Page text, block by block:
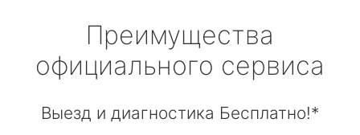
Преимущества
официального сервиса
Выезд и диагностика Бесплатно!*